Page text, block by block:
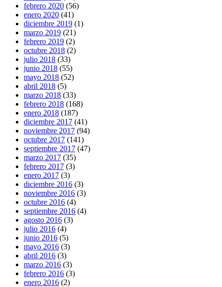
febrero 2020 (56)
enero 2020 (41)
diciembre 2019 (1)
marzo 2019 (21)
febrero 2019 (2)
octubre 2018 (2)
julio 2018 (33)
junio 2018 (55)
mayo 2018 (52)
abril 2018 (5)
marzo 2018 (33)
febrero 2018 (168)
enero 2018 (187)
diciembre 2017 (41)
noviembre 2017 (94)
octubre 2017 (141)
septiembre 2017 (47)
marzo 2017 (35)
febrero 2017 (3)
enero 2017 (3)
diciembre 2016 (3)
noviembre 2016 (3)
octubre 2016 (4)
septiembre 2016 (4)
agosto 2016 (3)
julio 2016 (4)
junio 2016 (5)
mayo 2016 (3)
abril 2016 (3)
marzo 2016 (3)
febrero 2016 (3)
enero 2016 (2)